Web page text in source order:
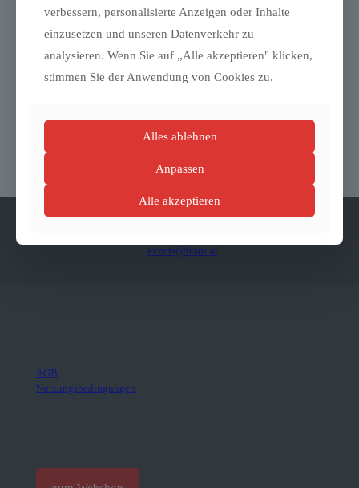
Additional information
Weight
| events@tram.at
AGB
Nutzungsbedingungen
verbessern, personalisierte Anzeigen oder Inhalte
einzusetzen und unseren Datenverkehr zu
analysieren. Wenn Sie auf „Alle akzeptieren" klicken,
stimmen Sie der Anwendung von Cookies zu.
Alles ablehnen
Anpassen
Alle akzeptieren